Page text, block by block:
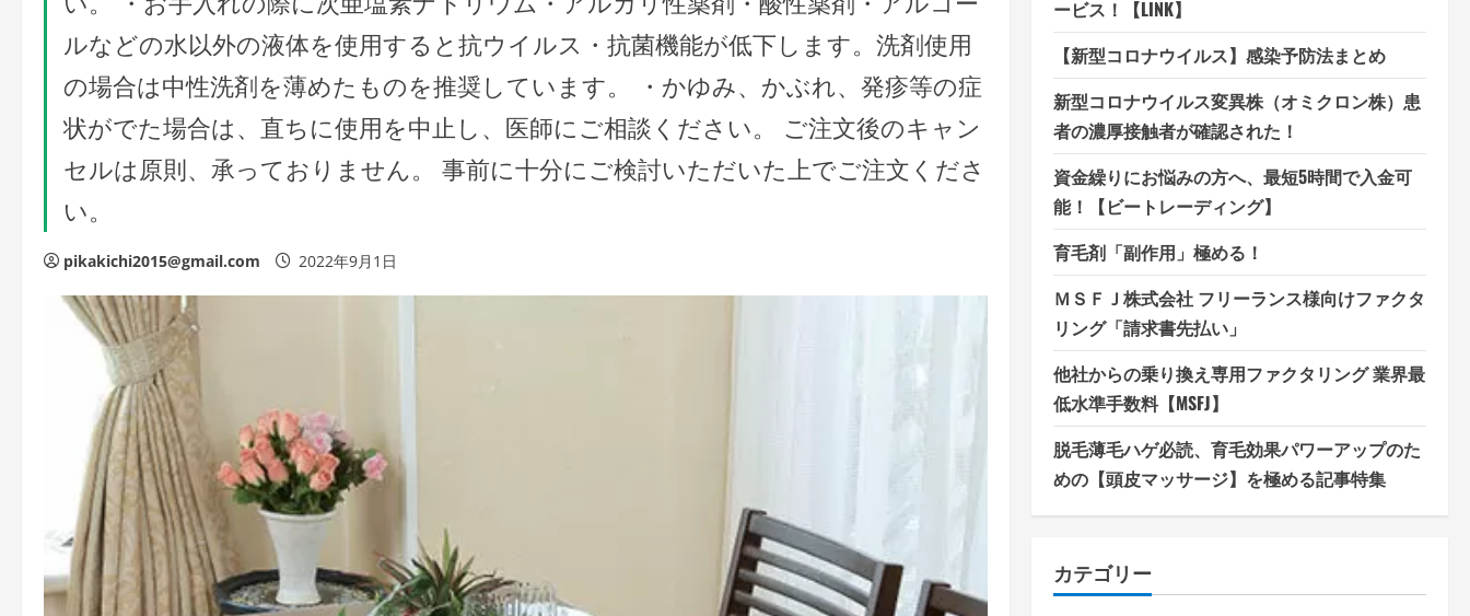
ルなどの水以外の液体を使用すると抗ウイルス・抗菌機能が低下します。洗剤使用
の場合は中性洗剤を薄めたものを推奨しています。 ・かゆみ、かぶれ、発疹等の症
状がでた場合は、直ちに使用を中止し、医師にご相談ください。 ご注文後のキャン
セルは原則、承っておりません。 事前に十分にご検討いただいた上でご注文くださ
い。
pikakichi2015@gmail.com 2022年9月1日
ービス！【LINK】
【新型コロナウイルス】感染予防法まとめ
新型コロナウイルス変異株（オミクロン株）患
者の濃厚接触者が確認された！
資金繰りにお悩みの方へ、最短5時間で入金可
能！【ビートレーディング】
育毛剤「副作用」極める！
ＭＳＦＪ株式会社 フリーランス様向けファクタ
リング「請求書先払い」
他社からの乗り換え専用ファクタリング 業界最
低水準手数料【MSFJ】
脱毛薄毛ハゲ必読、育毛効果パワーアップのた
めの【頭皮マッサージ】を極める記事特集
カテゴリー